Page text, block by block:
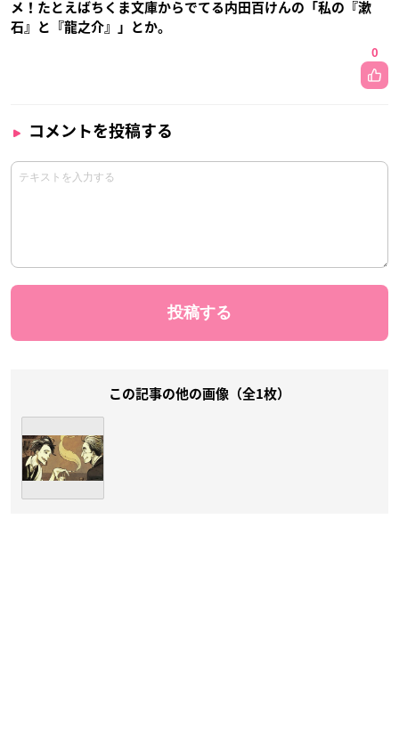
メ！たとえばちくま文庫からでてる内田百けんの「私の『漱
石』と『龍之介』」とか。
0
コメントを投稿する
この記事の他の画像（全1枚）